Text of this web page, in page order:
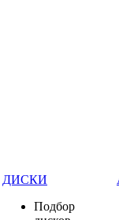
ДИСКИ
Подбор